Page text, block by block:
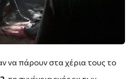
να πάρουν στα χέρια τους το